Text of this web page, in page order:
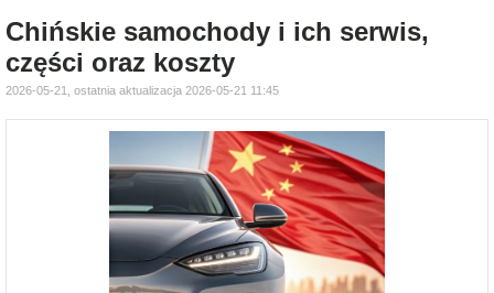
Chińskie samochody i ich serwis,
części oraz koszty
2026-05-21, ostatnia aktualizacja 2026-05-21 11:45